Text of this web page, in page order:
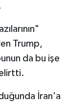
Trump,
da bu işe
İran'a